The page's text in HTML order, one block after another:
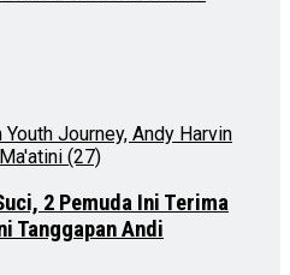
2 Pemuda Ini Terima
Tanggapan Andi